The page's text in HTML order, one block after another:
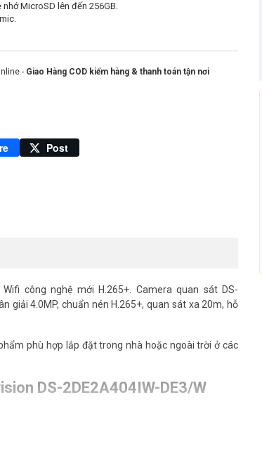
nhớ MicroSD lên đến 256GB.
- Giao Hàng COD kiểm hàng & thanh toán tận nơi
Post
công nghệ mới H.265+. Camera quan sát DS-
giải 4.0MP, chuẩn nén H.265+, quan sát xa 20m, hỗ
phù hợp lắp đặt trong nhà hoặc ngoài trời ở các
DS-2DE2A404IW-DE3/W
with IR.